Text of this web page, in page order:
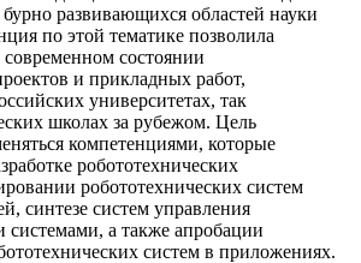
развивающихся областей науки
по этой тематике позволила
современном состоянии
и прикладных работ,
университетах, так
школах за рубежом. Цель
компетенциями, которые
робототехнических
робототехнических систем
синтезе систем управления
системами, а также апробации
систем в приложениях.